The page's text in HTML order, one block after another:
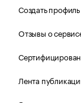
Создать
Отзывы о
Лента